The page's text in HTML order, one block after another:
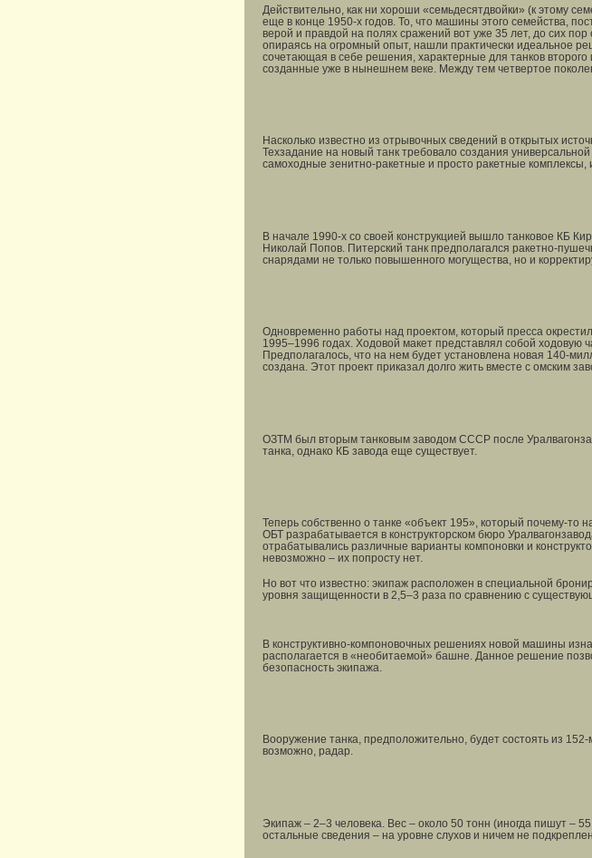
Действительно, как ни хороши «семьдесятдвойки» (к этому
еще в конце 1950-х годов. То, что машины этого семейства,
верой и правдой на полях сражений вот уже 35 лет, до сих пор
опираясь на огромный опыт, нашли практически идеальное
сочетающая в себе решения, характерные для танков
созданные уже в нынешнем веке. Между тем четвертое
Насколько известно из отрывочных сведений в открытых
Техзадание на новый танк требовало создания
самоходные зенитно-ракетные и просто ракетные
В начале 1990-х со своей конструкцией вышло танковое КБ
Николай Попов. Питерский танк предполагался ракетно-
снарядами не только повышенного могущества, но и
Одновременно работы над проектом, который пресса
1995–1996 годах. Ходовой макет представлял собой ходовую
Предполагалось, что на нем будет установлена новая 140-
создана. Этот проект приказал долго жить вместе с омским
ОЗТМ был вторым танковым заводом СССР после
танка, однако КБ завода еще существует.
Теперь собственно о танке «объект 195», который почему-
ОБТ разрабатывается в конструкторском бюро
отрабатывались различные варианты компоновки и
невозможно – их попросту нет.
Но вот что известно: экипаж расположен в специальной
уровня защищенности в 2,5–3 раза по сравнению с
В конструктивно-компоновочных решениях новой машины
располагается в «необитаемой» башне. Данное решение
безопасность экипажа.
Вооружение танка, предположительно, будет состоять из
возможно, радар.
Экипаж – 2–3 человека. Вес – около 50 тонн (иногда пишут –
остальные сведения – на уровне слухов и ничем не